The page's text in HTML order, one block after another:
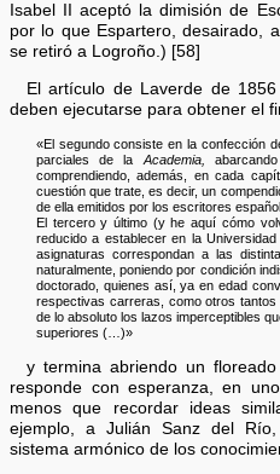
Isabel II aceptó la dimisión de
por lo que Espartero, desairado,
se retiró a Logroño.) [58]
El artículo de Laverde de
deben ejecutarse para obtener el
«El segundo consiste en la confección
parciales de la Academia,
comprendiendo, además, en cada
cuestión que trate, es decir, un
de ella emitidos por los escritores
El tercero y último (y he aquí cómo
reducido a establecer en la
asignaturas correspondan a las
naturalmente, poniendo por condición
doctorado, quienes así, ya en edad
respectivas carreras, como otros
de lo absoluto los lazos imperceptibles
superiores (…)»
y termina abriendo un
responde con esperanza, en
menos que recordar ideas
ejemplo, a Julián Sanz del
sistema armónico de los